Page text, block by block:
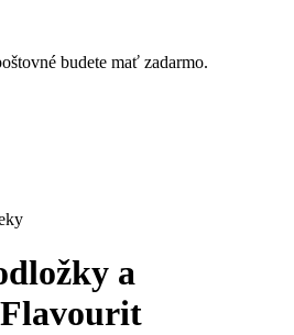
budete mať zadarmo.
a